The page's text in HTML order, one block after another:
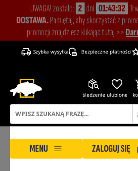
UWAGA! zostało: 2 dni 01:43:31
DOSTAWA.Pamiętaj, aby skorzystać z
promocji znajdziesz klikając tutaj >>
Szybka wysyłka Bezpieczne płatności
śledzenie ulubione
MENU ZALOGUJ SIĘ